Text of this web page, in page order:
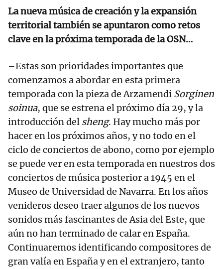
La nueva música de creación y la expansión
territorial también se apuntaron como retos
clave en la próxima temporada de la OSN…
–Estas son prioridades importantes que
comenzamos a abordar en esta primera
temporada con la pieza de Arzamendi Sorginen
soinua, que se estrena el próximo día 29, y la
introducción del sheng. Hay mucho más por
hacer en los próximos años, y no todo en el
ciclo de conciertos de abono, como por ejemplo
se puede ver en esta temporada en nuestros dos
conciertos de música posterior a 1945 en el
Museo de Universidad de Navarra. En los años
venideros deseo traer algunos de los nuevos
sonidos más fascinantes de Asia del Este, que
aún no han terminado de calar en España.
Continuaremos identificando compositores de
gran valía en España y en el extranjero, tanto